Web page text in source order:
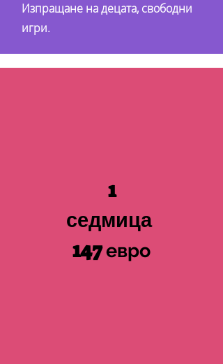
Изпращане на децата, свободни
игри.
1
седмица
147евро